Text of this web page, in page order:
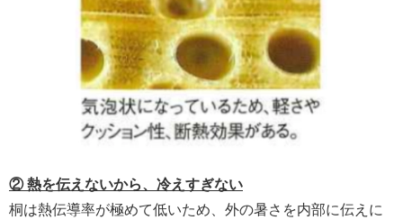
② 熱を伝えないから、冷えすぎない
桐は熱伝導率が極めて低いため、外の暑さを内部に伝えに